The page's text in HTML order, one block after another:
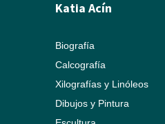
Katia Acín
Biografía
Calcografía
Xilografías y Linóleos
Dibujos y Pintura